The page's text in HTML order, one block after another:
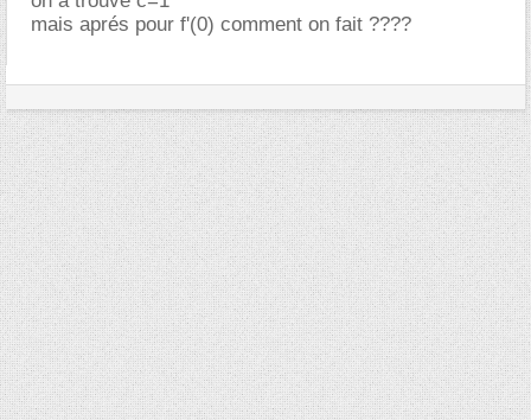
mais aprés pour f'(0) comment on fait ????